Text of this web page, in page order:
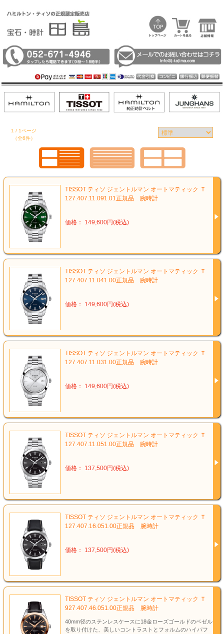
1 / 1ページ
（全6件）
TISSOT ティソ ジェントルマン オートマティック Ｔ
127.407.11.091.01正規品 腕時計
価格： 149,600円(税込)
TISSOT ティソ ジェントルマン オートマティック Ｔ
127.407.11.041.00正規品 腕時計
価格： 149,600円(税込)
TISSOT ティソ ジェントルマン オートマティック Ｔ
127.407.11.031.00正規品 腕時計
価格： 149,600円(税込)
TISSOT ティソ ジェントルマン オートマティック Ｔ
127.407.11.051.00正規品 腕時計
価格： 137,500円(税込)
TISSOT ティソ ジェントルマン オートマティック Ｔ
127.407.16.051.00正規品 腕時計
価格： 137,500円(税込)
TISSOT ティソ ジェントルマン オートマティック Ｔ
927.407.46.051.00正規品 腕時計
40mm径のステンレスケースに18金ローズゴールドのベゼル
を取り付けた、美しいコントラストとフォルムのハイパフ